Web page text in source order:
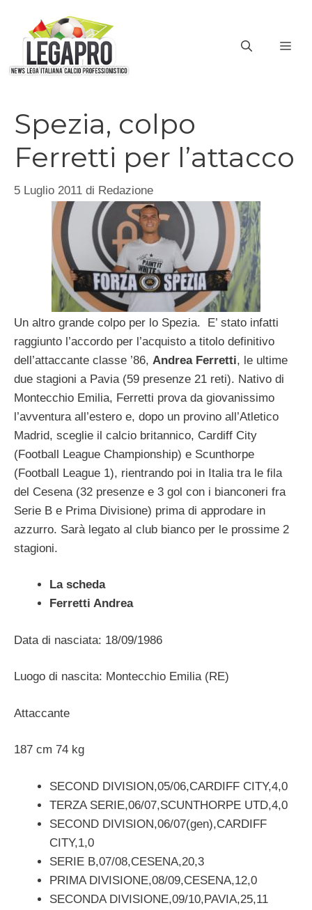
contenuto
Spezia, colpo
Ferretti per l’attacco
5 Luglio 2011 di Redazione
Un altro grande colpo per lo Spezia. E’ stato infatti
raggiunto l’accordo per l’acquisto a titolo definitivo
dell’attaccante classe ’86, Andrea Ferretti, le ultime
due stagioni a Pavia (59 presenze 21 reti). Nativo di
Montecchio Emilia, Ferretti prova da giovanissimo
l’avventura all’estero e, dopo un provino all’Atletico
Madrid, sceglie il calcio britannico, Cardiff City
(Football League Championship) e Scunthorpe
(Football League 1), rientrando poi in Italia tra le fila
del Cesena (32 presenze e 3 gol con i bianconeri fra
Serie B e Prima Divisione) prima di approdare in
azzurro. Sarà legato al club bianco per le prossime 2
stagioni.
La scheda
Ferretti Andrea
Data di nasciata: 18/09/1986
Luogo di nascita: Montecchio Emilia (RE)
Attaccante
187 cm 74 kg
SECOND DIVISION,05/06,CARDIFF CITY,4,0
TERZA SERIE,06/07,SCUNTHORPE UTD,4,0
SECOND DIVISION,06/07(gen),CARDIFF
CITY,1,0
SERIE B,07/08,CESENA,20,3
PRIMA DIVISIONE,08/09,CESENA,12,0
SECONDA DIVISIONE,09/10,PAVIA,25,11